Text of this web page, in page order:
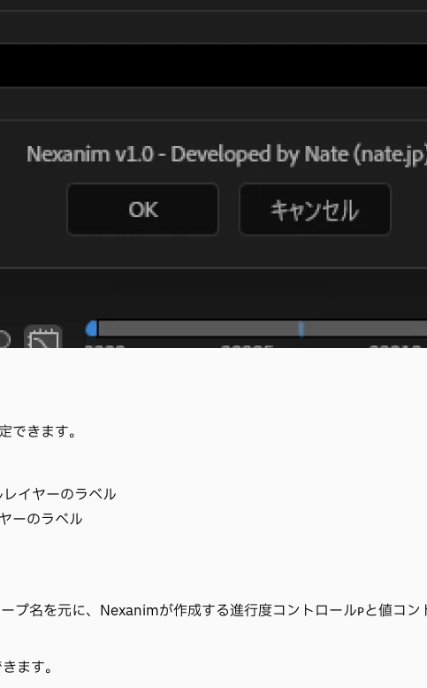
できます。
イヤーのラベル
ーのラベル
プ名を元に、Nexanimが作成する進行度コントロールPと値コン
ます。